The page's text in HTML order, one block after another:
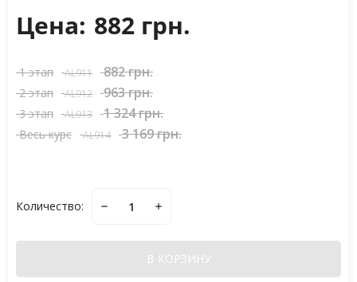
Цена: 882 грн.
1 этап AL911 882 грн.
2 этап AL912 963 грн.
3 этап AL913 1 324 грн.
Весь курс AL914 3 169 грн.
Количество:
В КОРЗИНУ